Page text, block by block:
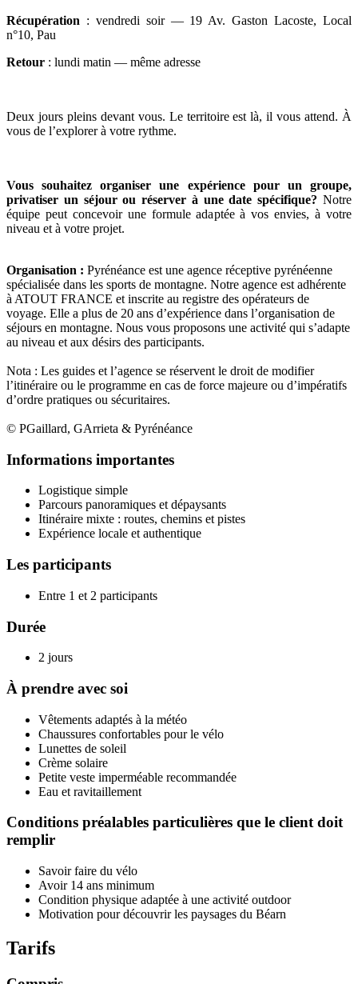
Récupération : vendredi soir — 19 Av. Gaston Lacoste, Local
n°10, Pau
Retour : lundi matin — même adresse
Deux jours pleins devant vous. Le territoire est là, il vous attend. À
vous de l’explorer à votre rythme.
Vous souhaitez organiser une expérience pour un groupe,
privatiser un séjour ou réserver à une date spécifique? Notre
équipe peut concevoir une formule adaptée à vos envies, à votre
niveau et à votre projet.
Organisation : Pyrénéance est une agence réceptive pyrénéenne
spécialisée dans les sports de montagne. Notre agence est adhérente
à ATOUT FRANCE et inscrite au registre des opérateurs de
voyage. Elle a plus de 20 ans d’expérience dans l’organisation de
séjours en montagne. Nous vous proposons une activité qui s’adapte
au niveau et aux désirs des participants.
Nota : Les guides et l’agence se réservent le droit de modifier
l’itinéraire ou le programme en cas de force majeure ou d’impératifs
d’ordre pratiques ou sécuritaires.
© PGaillard, GArrieta & Pyrénéance
Informations importantes
Logistique simple
Parcours panoramiques et dépaysants
Itinéraire mixte : routes, chemins et pistes
Expérience locale et authentique
Les participants
Entre 1 et 2 participants
Durée
2 jours
À prendre avec soi
Vêtements adaptés à la météo
Chaussures confortables pour le vélo
Lunettes de soleil
Crème solaire
Petite veste imperméable recommandée
Eau et ravitaillement
Conditions préalables particulières que le client doit
remplir
Savoir faire du vélo
Avoir 14 ans minimum
Condition physique adaptée à une activité outdoor
Motivation pour découvrir les paysages du Béarn
Tarifs